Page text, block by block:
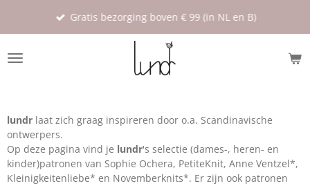
de
Gratis bezorging boven € 99 (in NL en B)
lundr laat zich graag inspireren door o.a. Scandinavische
ontwerpers.
Op deze pagina vind je lundr's selectie (dames-, heren- en
kinder)patronen van Sophie Ochera, PetiteKnit, Anne Ventzel*,
Kleinigkeitenliebe* en Novemberknits*. Er zijn ook patronen